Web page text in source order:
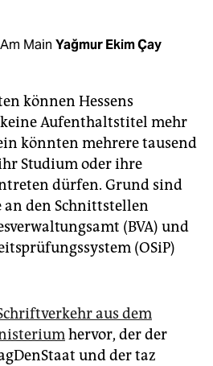
Main Yağmur Ekim Çay
können Hessens
Aufenthaltstitel mehr
könnten mehrere tausend
Studium oder ihre
dürfen. Grund sind
an den Schnittstellen
(BVA) und
(OSiP)
aus dem
hervor, der der
und der taz